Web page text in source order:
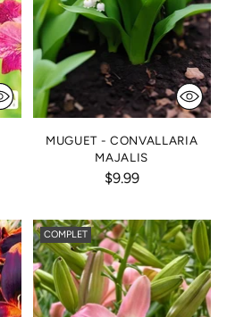
MUGUET - CONVALLARIA
MAJALIS
$9.99
COMPLET